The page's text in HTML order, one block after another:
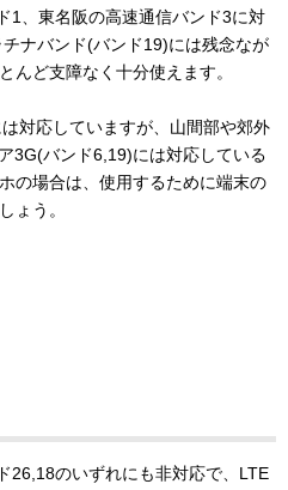
1、東名阪の高速通信バンド3に対
ナバンド(バンド19)には残念なが
んど支障なく十分使えます。
対応していますが、山間部や郊外
3G(バンド6,19)には対応している
の場合は、使用するために端末の
ょう。
26,18のいずれにも非対応で、LTE